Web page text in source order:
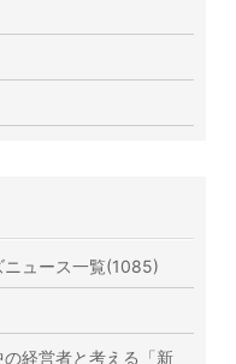
ニュース一覧(1085)
経営者と考える「新